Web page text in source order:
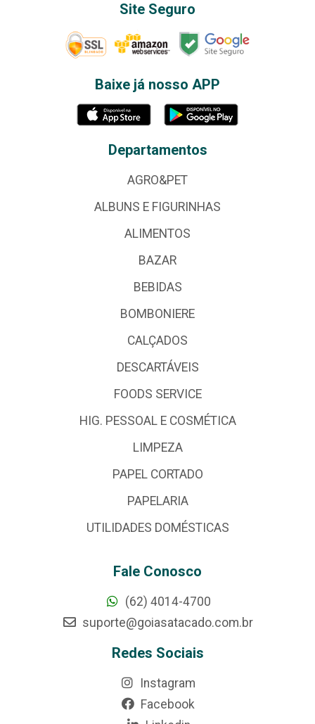
Site Seguro
Baixe já nosso APP
Departamentos
AGRO&PET
ALBUNS E FIGURINHAS
ALIMENTOS
BAZAR
BEBIDAS
BOMBONIERE
CALÇADOS
DESCARTÁVEIS
FOODS SERVICE
HIG. PESSOAL E COSMÉTICA
LIMPEZA
PAPEL CORTADO
PAPELARIA
UTILIDADES DOMÉSTICAS
Fale Conosco
(62) 4014-4700
suporte@goiasatacado.com.br
Redes Sociais
Instagram
Facebook